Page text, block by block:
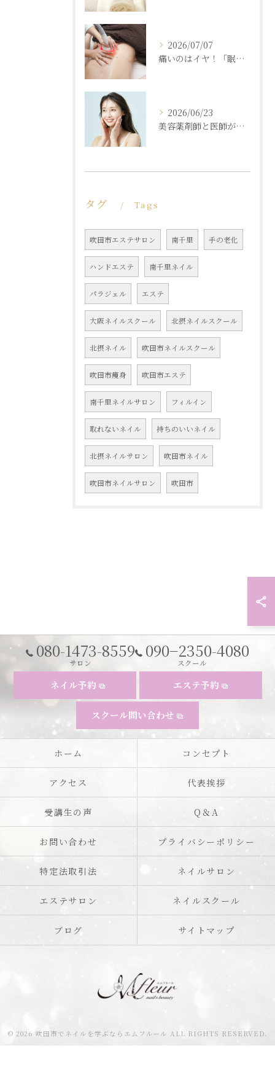
2026/07/07
痛いのはイヤ！「眠れるほど気持ちいいのに結果が出る」痩身エステの秘密
2026/06/23
美容薬剤師と医師が共同開発した商材と「真皮層フェイシャル」で内側からもっちり潤う素肌へ
タグ Tags
吹田市エステサロン 南千里 手の老化
ハンドエステ 南千里ネイル
パラジェル エステ
大阪ネイルスクール 北摂ネイルスクール
北摂ネイル 吹田市ネイルスクール
吹田市痩身 吹田市エステ
南千里ネイルサロン フィルイン
取れないネイル 持ちのいいネイル
北摂ネイルサロン 吹田市ネイル
吹田市ネイルサロン 吹田市
080-1473-8559
サロン
090−2350-4080
スクール
ネイル予約
スクール問い合わせ
エステ予約
ホーム コンセプト
アクセス 代表挨拶
受講生の声 Q＆A
お問い合わせ プライバシーポリシー
特定法取引法 ネイルサロン
エステサロン ネイルスクール
ブログ サイトマップ
© 2026 吹田市でネイルを学ぶならエムフルール ALL RIGHTS RESERVED.